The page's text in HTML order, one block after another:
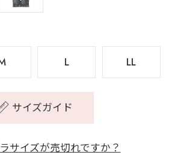
L LL
サイズガイド
サイズが売切れですか？